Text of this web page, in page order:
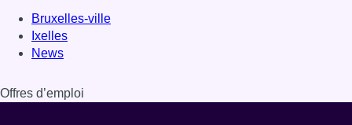
Bruxelles-ville
Ixelles
News
Offres d’emploi